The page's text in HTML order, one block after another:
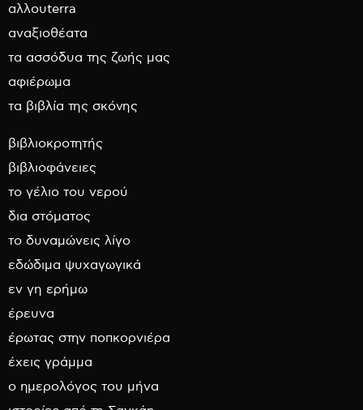
αλλουterra
αναξιοθέατα
τα ασσόδυα της ζωής μας
αφιέρωμα
τα βιβλία της σκόνης
βιβλιοκροτητής
βιβλιοφάνειες
το γέλιο του νερού
δια στόματος
το δυναμώνεις λίγο
εδώδιμα ψυχαγωγικά
εν γη ερήμω
έρευνα
έρωτας στην ποπκορνιέρα
έχεις γράμμα
ο ημερολόγος του μήνα